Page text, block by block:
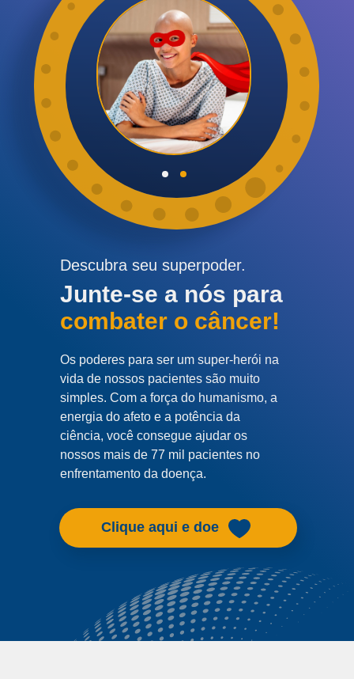
Os poderes para ser um super-herói na
vida de nossos pacientes são muito
simples. Com a força do humanismo, a
energia do afeto e a potência da
ciência, você consegue ajudar os
nossos mais de 77 mil pacientes no
enfrentamento da doença.
Junte-se a nós para
combater o câncer!
Clique aqui e doe
Descubra seu superpoder.